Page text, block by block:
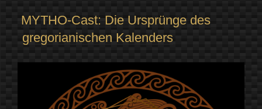
MYTHO-Cast: Die Ursprünge des
gregorianischen Kalenders